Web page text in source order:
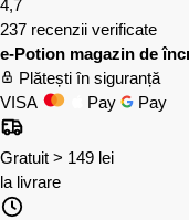
4,7
237 recenzii verificate
e-Potion magazin de
Plătești în siguranță
VISA
Pay Pay
Gratuit > 149 lei
la livrare